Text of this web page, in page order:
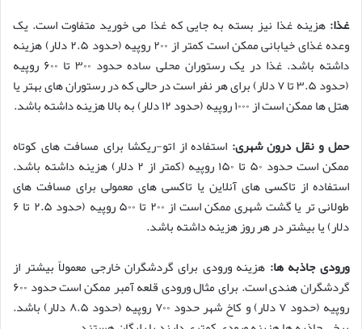
غذا: هزینه غذا نیز بسته به جایی که غذا می خورید متفاوت است. یک
وعده غذای خیابانی ممکن است کمتر از ۲۰۰ روپیه (حدود ۲.۵ دلار) هزینه
داشته باشد. غذا در یک رستوران محلی ساده حدود ۳۰۰ تا ۶۰۰ روپیه
(حدود ۳.۵ تا ۷ دلار) برای هر نفر است در حالی که در رستوران های بهتر یا
هتل ها ممکن است از ۱۰۰۰ روپیه (حدود ۱۲ دلار) به بالا هزینه داشته باشد.
حمل و نقل درون شهری: استفاده از اتو-ریکشا برای مسافت های کوتاه
ممکن است حدود ۵۰ تا ۱۵۰ روپیه (کمتر از ۲ دلار) هزینه داشته باشد.
استفاده از تاکسی های آنلاین یا تاکسی های معمولی برای مسافت های
طولانی تر یا گشت شهری ممکن است از ۲۰۰ تا ۵۰۰ روپیه (حدود ۲.۵ تا ۶
دلار) یا بیشتر در هر روز هزینه داشته باشد.
ورودی جاذبه ها: هزینه ورودی برای گردشگران خارجی معمولاً بیشتر از
گردشگران هندی است. برای مثال ورودی قلعه آمبر ممکن است حدود ۶۰۰
روپیه (حدود ۷ دلار) و کاخ شهر حدود ۷۰۰ روپیه (حدود ۸.۵ دلار) باشد.